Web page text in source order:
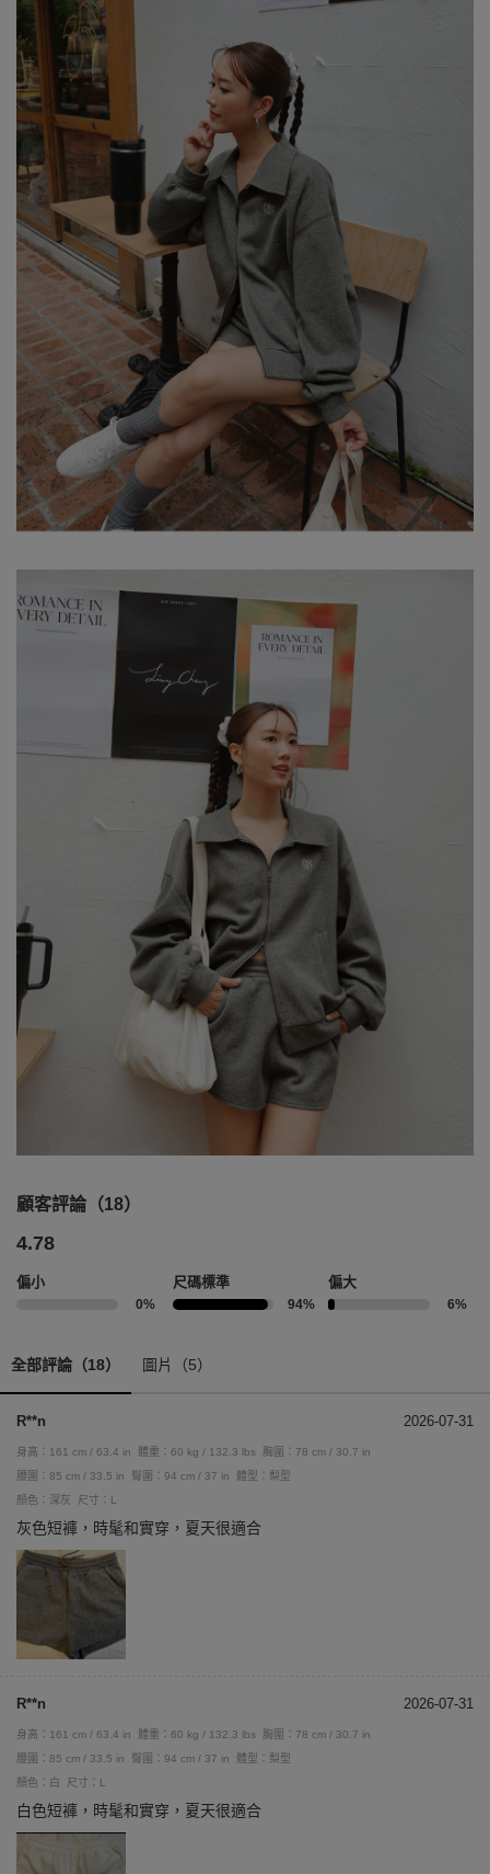
顧客評論（18）
4.78
偏小
0%
尺碼標準
94%
偏大
6%
全部評論（18） 圖片（5）
R**n 2026-07-31
身高：161 cm / 63.4 in 體重：60 kg / 132.3 lbs
胸圍：78 cm / 30.7 in
腰圍：85 cm / 33.5 in
臀圍：94 cm / 37 in
體型：梨型
顏色：深灰
尺寸：L
灰色短褲，時髦和實穿，夏天很適合
R**n 2026-07-31
身高：161 cm / 63.4 in 體重：60 kg / 132.3 lbs
胸圍：78 cm / 30.7 in
腰圍：85 cm / 33.5 in
臀圍：94 cm / 37 in
體型：梨型
顏色：白
尺寸：L
白色短褲，時髦和實穿，夏天很適合